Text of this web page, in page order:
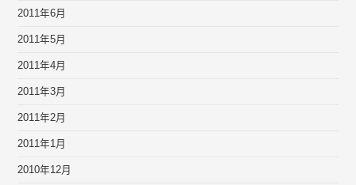
2011年6月
2011年5月
2011年4月
2011年3月
2011年2月
2011年1月
2010年12月